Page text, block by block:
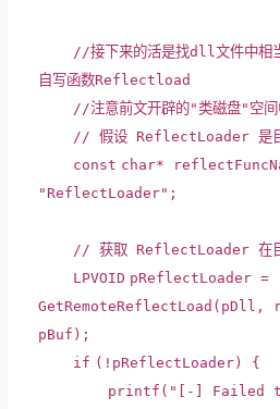
//接下来的活是找dll文件中
自写函数Reflectload
//注意前文开辟的"类磁盘"空
// 假设 ReflectLoader 是目
const char*
"ReflectLoader" ;
// 获取 ReflectLoader 在目
LPVOID pReflectLoader =
GetRemoteReflectLoad(pDll,
pBuf);
if (!pReflectLoader) {
printf( "[-] Failed